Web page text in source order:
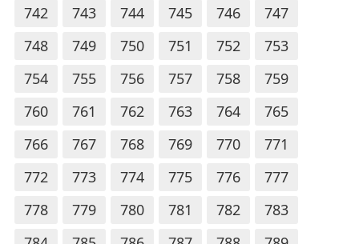
742
743 744 745 746
747
748
749 750 751 752
753
754
755 756 757 758
759
760
761 762 763 764
765
766
767 768 769 770
771
772
773 774 775 776
777
778
779 780 781 782
783